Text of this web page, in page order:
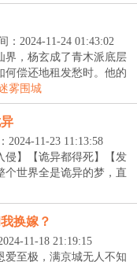
：2024-11-24 01:43:02
界，杨玄成了青木派底层
何偿还地租发愁时。他的
雾围城
2024-11-23 11:13:58
侵】【诡异都得死】【发
个世界全是诡异的梦，直
换嫁？
11-18 21:19:15
爱至极，满京城无人不知